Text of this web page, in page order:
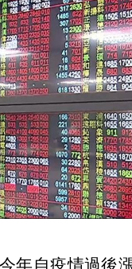
年自疫情過後